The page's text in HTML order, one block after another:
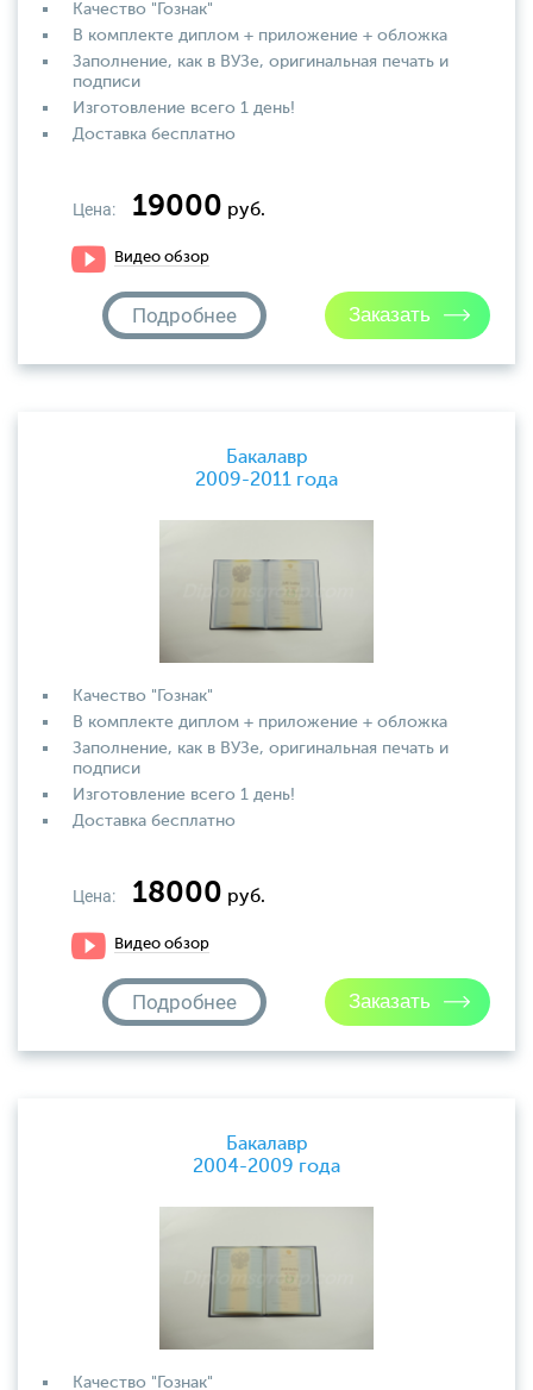
Качество "Гознак"
В комплекте диплом + приложение + обложка
Заполнение, как в ВУЗе, оригинальная печать и
подписи
Изготовление всего 1 день!
Доставка бесплатно
Цена: 19000 руб.
Видео обзор
Подробнее
Бакалавр
2009-2011 года
Качество "Гознак"
В комплекте диплом + приложение + обложка
Заполнение, как в ВУЗе, оригинальная печать и
подписи
Изготовление всего 1 день!
Доставка бесплатно
Цена: 18000 руб.
Видео обзор
Подробнее
Бакалавр
2004-2009 года
Качество "Гознак"